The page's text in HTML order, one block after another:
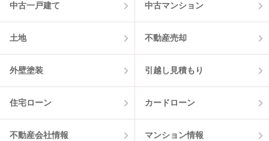
中古一戸建て 中古マンション
土地 不動産売却
外壁塗装 引越し見積もり
住宅ローン カードローン
不動産会社情報 マンション情報